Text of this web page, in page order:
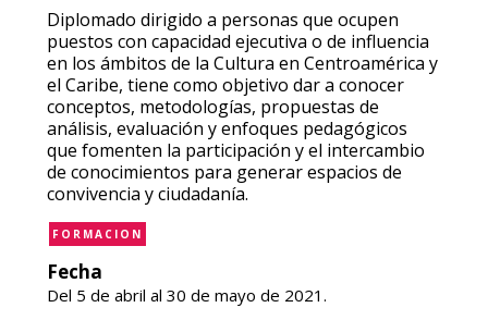
Diplomado dirigido a personas que ocupen
puestos con capacidad ejecutiva o de influencia
en los ámbitos de la Cultura en Centroamérica y
el Caribe, tiene como objetivo dar a conocer
conceptos, metodologías, propuestas de
análisis, evaluación y enfoques pedagógicos
que fomenten la participación y el intercambio
de conocimientos para generar espacios de
convivencia y ciudadanía.
FORMACION
Fecha
Del 5 de abril al 30 de mayo de 2021.